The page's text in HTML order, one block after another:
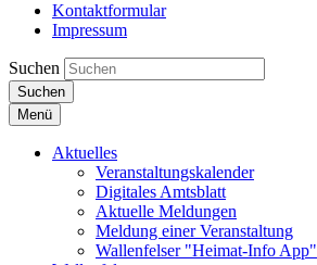
Kontaktformular
Impressum
Suchen
Suchen
Menü
Aktuelles
Veranstaltungskalender
Digitales Amtsblatt
Aktuelle Meldungen
Meldung einer Veranstaltung
Wallenfelser "Heimat-Info App"